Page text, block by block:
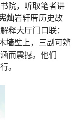
院，听取笔者讲
灿岩轩厝历史故
释大厅门口联：
墙壁上，三副可辨
而震撼。他们
。